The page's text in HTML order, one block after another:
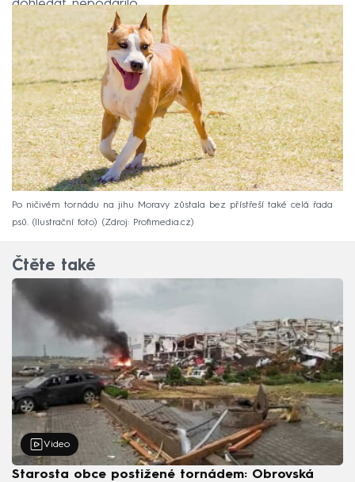
dohledat nepodařilo.
Po ničivém tornádu na jihu Moravy zůstala bez přístřeší také celá řada
psů. (Ilustrační foto)
Zdroj: Profimedia.cz
Čtěte také
Video
Starosta obce postižené tornádem: Obrovská